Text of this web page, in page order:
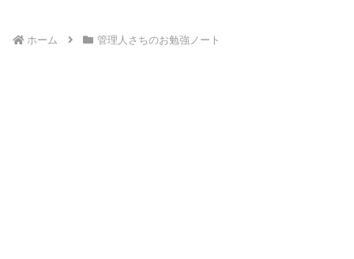
ホーム 管理人さちのお勉強ノート